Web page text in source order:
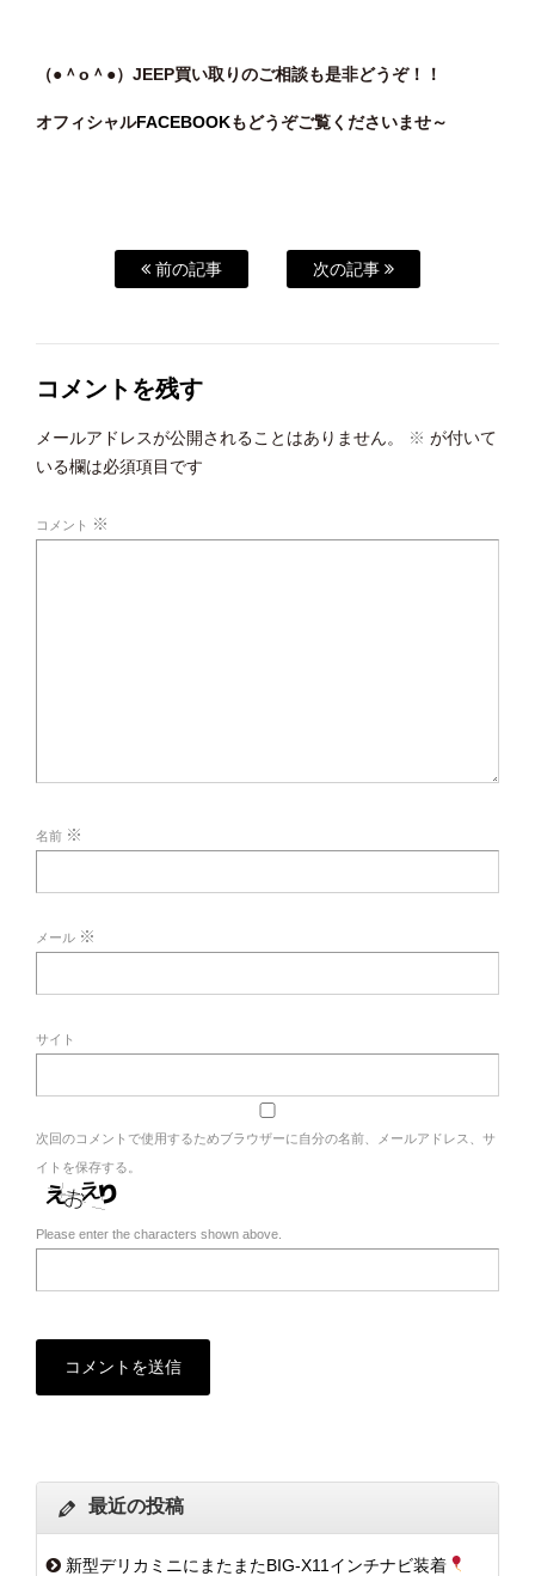
（●＾o ＾●）JEEP買い取りのご相談も是非どうぞ！！
オフィシャルFACEBOOKもどうぞご覧くださいませ～
前の記事 次の記事
コメントを残す
メールアドレスが公開されることはありません。 ※ が付いて
いる欄は必須項目です
コメント ※
名前 ※
メール ※
サイト
次回のコメントで使用するためブラウザーに自分の名前、メールアドレス、サ
イトを保存する。
Please enter the characters shown above.
最近の投稿
新型デリカミニにまたまたBIG-X11インチナビ装着